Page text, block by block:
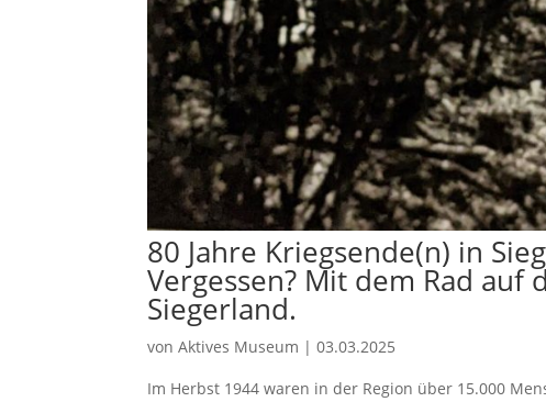
80 Jahre Kriegsende(n) in
Vergessen? Mit dem Rad
Siegerland.
vonAktives Museum |03.03.2025
Im Herbst 1944 waren in der Region über 15.000